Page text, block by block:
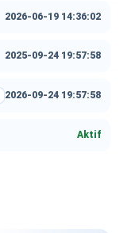
2026-06-19 14:36:02
2025-09-24 19:57:58
2026-09-24 19:57:58
Aktif